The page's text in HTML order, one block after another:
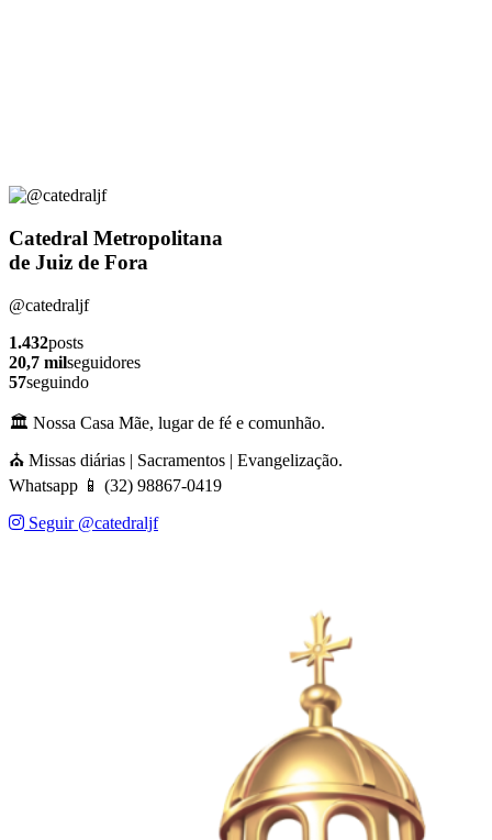
Catedral Metropolitana
de Juiz de Fora
@catedraljf
1.432posts
20,7 milseguidores
57seguindo
🏛️ Nossa Casa Mãe, lugar de fé e comunhão.
⛪ Missas diárias | Sacramentos | Evangelização.
Whatsapp 📱 (32) 98867-0419
Seguir @catedraljf